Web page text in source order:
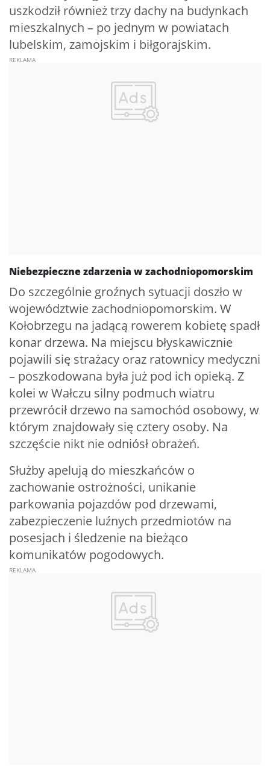
uszkodził również trzy dachy na budynkach
mieszkalnych – po jednym w powiatach
lubelskim, zamojskim i biłgorajskim.
Niebezpieczne zdarzenia w zachodniopomorskim
Do szczególnie groźnych sytuacji doszło w
województwie zachodniopomorskim. W
Kołobrzegu na jadącą rowerem kobietę spadł
konar drzewa. Na miejscu błyskawicznie
pojawili się strażacy oraz ratownicy medyczni
– poszkodowana była już pod ich opieką. Z
kolei w Wałczu silny podmuch wiatru
przewrócił drzewo na samochód osobowy, w
którym znajdowały się cztery osoby. Na
szczęście nikt nie odniósł obrażeń.
Służby apelują do mieszkańców o
zachowanie ostrożności, unikanie
parkowania pojazdów pod drzewami,
zabezpieczenie luźnych przedmiotów na
posesjach i śledzenie na bieżąco
komunikatów pogodowych.